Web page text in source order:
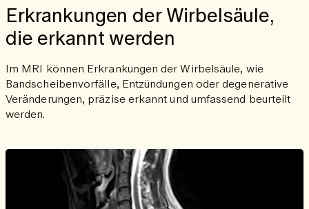
Erkrankungen der Wirbelsäule,
die erkannt werden
Im MRI können Erkrankungen der Wirbelsäule, wie
Bandscheibenvorfälle, Entzündungen oder degenerative
Veränderungen, präzise erkannt und umfassend beurteilt
werden.